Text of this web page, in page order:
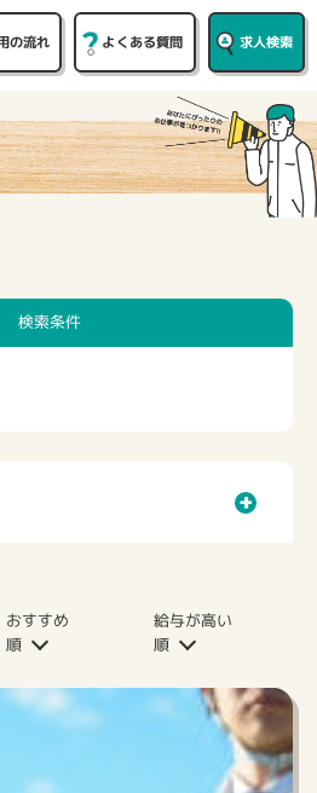
検索条件
おすすめ
順
給与が高い
順
の流れ よくある質問 求人検索